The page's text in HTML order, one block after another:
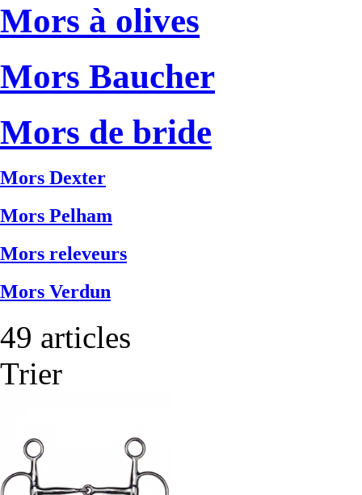
Mors à olives
Mors Baucher
Mors de bride
Mors Dexter
Mors Pelham
Mors releveurs
Mors Verdun
49 articles
Trier